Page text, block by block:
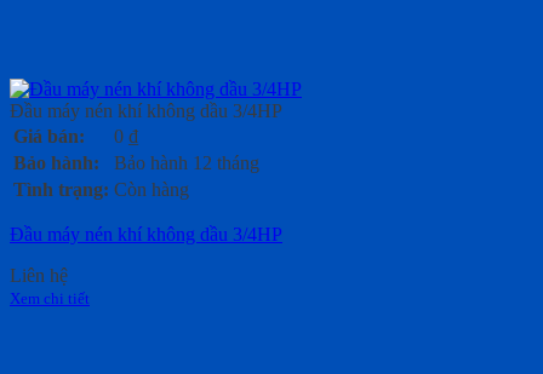
Đầu máy nén khí không dầu 3/4HP
Giá bán:
0 ₫
Bảo hành:
Bảo hành 12 tháng
Tình trạng: Còn hàng
Đầu máy nén khí không dầu 3/4HP
Liên hệ
Xem chi tiết